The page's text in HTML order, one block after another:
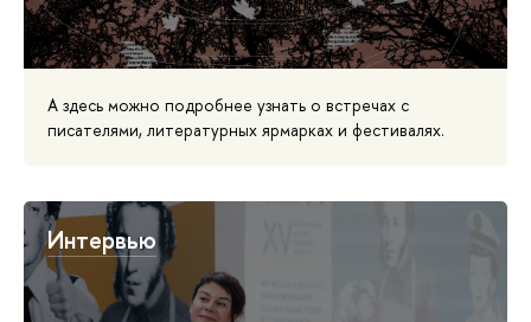
А здесь можно подробнее узнать о встречах с
писателями, литературных ярмарках и фестивалях.
Интервью